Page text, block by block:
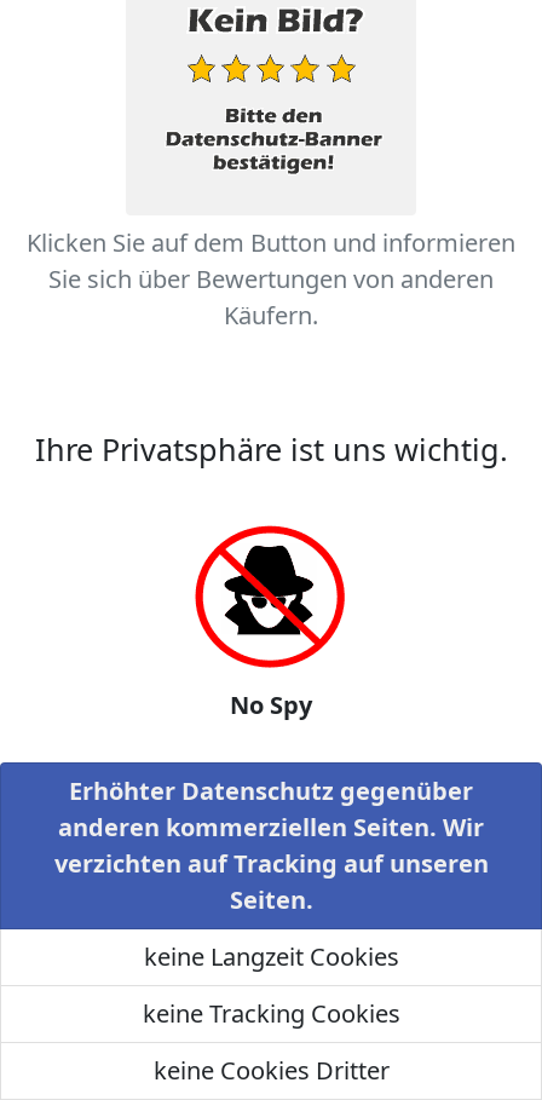
Klicken Sie auf dem Button und informieren
Sie sich über Bewertungen von anderen
Käufern.
Ihre Privatsphäre ist uns wichtig.
No Spy
Erhöhter Datenschutz gegenüber
anderen kommerziellen Seiten. Wir
verzichten auf Tracking auf unseren
Seiten.
keine Langzeit Cookies
keine Tracking Cookies
keine Cookies Dritter